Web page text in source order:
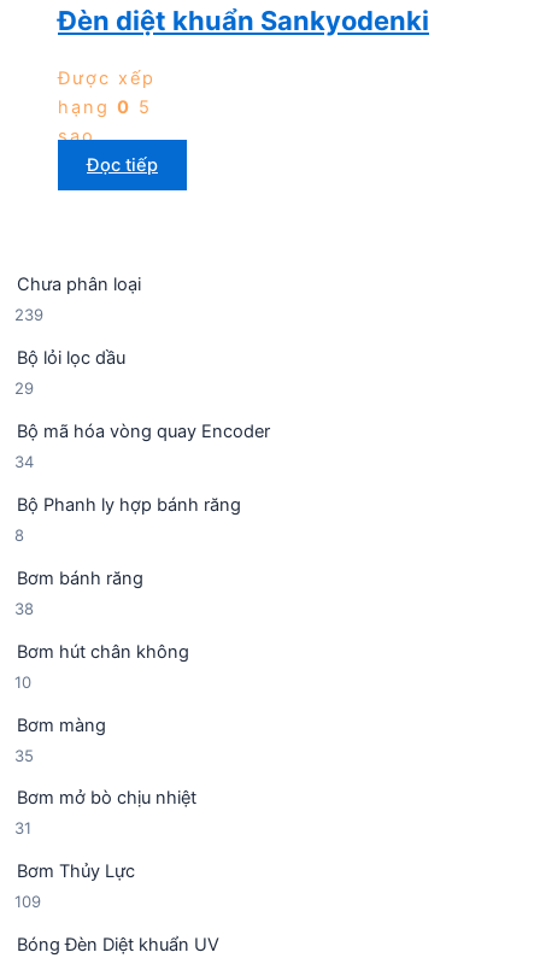
Chưa phân loại
2392
9
n
ẩ
Bộ lỏi lọc dầu
292
s
ả
p
m
Bộ mã hóa vòng quay Encoder
343
s
p
h
m
Bộ Phanh ly hợp bánh răng
88
ả
n
h
ẩ
Bơm bánh răng
383
s
p
m
Bơm hút chân không
101
s
ả
p
m
Bơm màng
35
s
p
h
m
Bơm mở bò chịu nhiệt
31
s
ả
p
Bơm Thủy Lực
1091
9
Bóng Đèn Diệt khuẩn UV
Đèn diệt khuẩn Sankyodenki
Được xếp
hạng 0 5
sao
Đọc tiếp